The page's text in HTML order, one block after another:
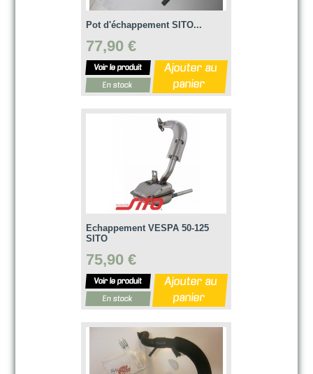
Pot d'échappement SITO...
77,90 €
Voir le produit
En stock
Ajouter au
panier
Echappement VESPA 50-125
SITO
75,90 €
Voir le produit
En stock
Ajouter au
panier